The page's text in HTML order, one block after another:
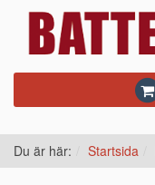
Du är här: Startsida